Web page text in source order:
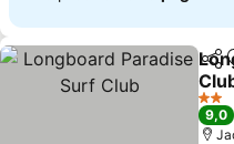
Ver
2
9,0